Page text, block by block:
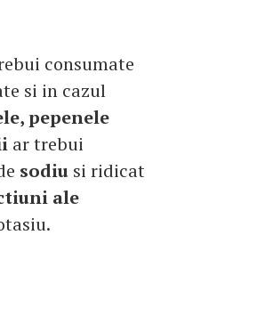
consumate
si in cazul
pepenele
ar trebui
sodiu si ridicat
ale